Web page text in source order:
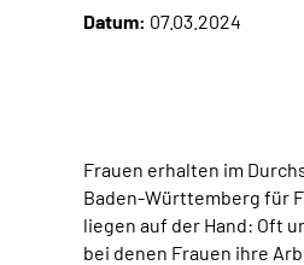
Datum: 07.03.2024
Frauen erhalten im
Baden-Württemberg für
liegen auf der Hand: Oft
bei denen Frauen ihre